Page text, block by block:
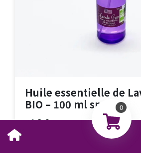
Huile essentielle de Lavandin
BIO – 100 ml spray
12€
0